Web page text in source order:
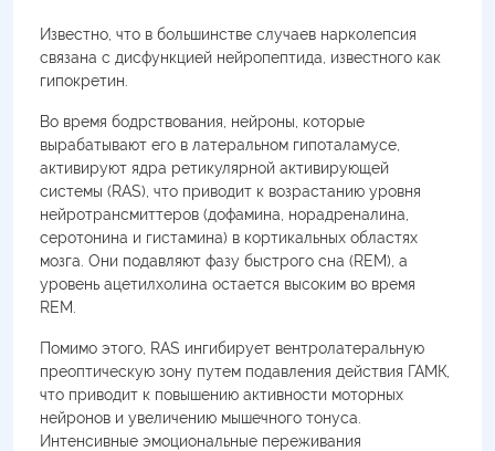
Известно, что в большинстве случаев нарколепсия
связана с дисфункцией нейропептида, известного как
гипокретин.
Во время бодрствования, нейроны, которые
вырабатывают его в латеральном гипоталамусе,
активируют ядра ретикулярной активирующей
системы (RAS), что приводит к возрастанию уровня
нейротрансмиттеров (дофамина, норадреналина,
серотонина и гистамина) в кортикальных областях
мозга. Они подавляют фазу быстрого сна (REM), а
уровень ацетилхолина остается высоким во время
REM.
Помимо этого, RAS ингибирует вентролатеральную
преоптическую зону путем подавления действия ГАМК,
что приводит к повышению активности моторных
нейронов и увеличению мышечного тонуса.
Интенсивные эмоциональные переживания